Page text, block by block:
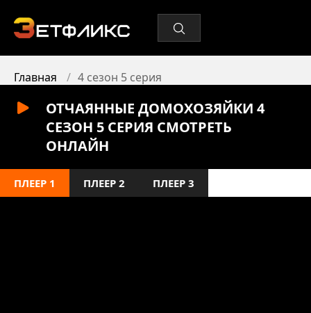
Главная 4 сезон 5 серия
ОТЧАЯННЫЕ ДОМОХОЗЯЙКИ 4
СЕЗОН 5 СЕРИЯ СМОТРЕТЬ
ОНЛАЙН
ПЛЕЕР 1 ПЛЕЕР 2 ПЛЕЕР 3